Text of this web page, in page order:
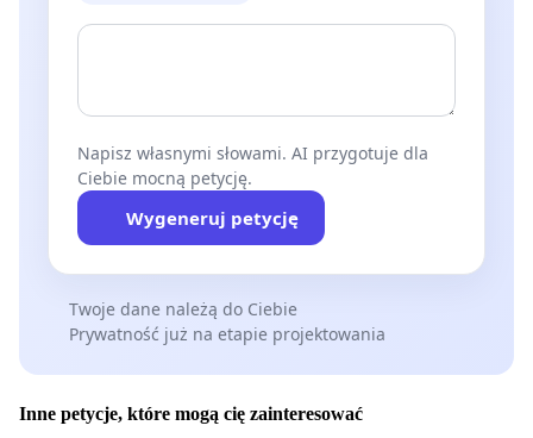
Napisz własnymi słowami. AI przygotuje dla
Ciebie mocną petycję.
Wygeneruj petycję
Twoje dane należą do Ciebie
Prywatność już na etapie projektowania
Inne petycje, które mogą cię zainteresować